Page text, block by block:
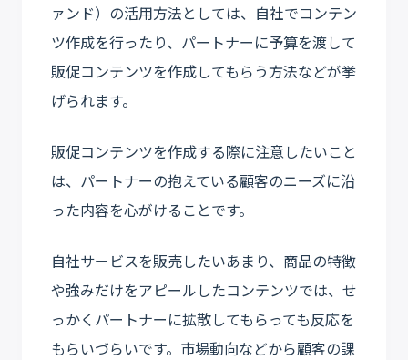
ァンド）の活用方法としては、自社でコンテン
ツ作成を行ったり、パートナーに予算を渡して
販促コンテンツを作成してもらう方法などが挙
げられます。
販促コンテンツを作成する際に注意したいこと
は、パートナーの抱えている顧客のニーズに沿
った内容を心がけることです。
自社サービスを販売したいあまり、商品の特徴
や強みだけをアピールしたコンテンツでは、せ
っかくパートナーに拡散してもらっても反応を
もらいづらいです。市場動向などから顧客の課